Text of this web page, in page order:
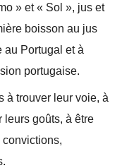
» et « Sol », jus et
boisson au jus
au Portugal et à
portugaise.
à trouver leur voie, à
leurs goûts, à être
convictions,